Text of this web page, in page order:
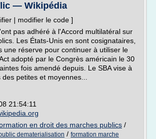
— Wikipédia
| modifier le code ]
pas adhéré à l'Accord multilatéral sur
Les États-Unis en sont cosignataires,
une réserve pour continuer à utiliser le
adopté par le Congrès américain le 30
fois amendé depuis. Le SBA vise à
petites et moyennes...
21:54:11
en droit des marches publics /
dematerialisation / formation marche